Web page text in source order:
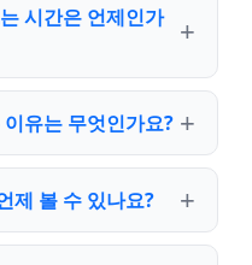
시간은 언제인가
유는 무엇인가요?
제 볼 수 있나요?